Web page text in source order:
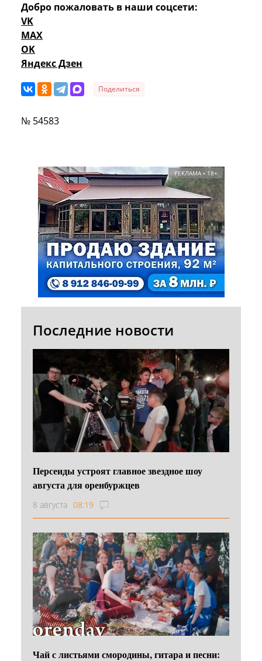
Добро пожаловать в наши соцсети:
VK
MAX
OK
Яндекс Дзен
Поделиться
№ 54583
РЕКЛАМА • 18+
Последние новости
Персеиды устроят главное звездное шоу
августа для оренбуржцев
8 августа 08:19
Чай с листьями смородины, гитара и песни: